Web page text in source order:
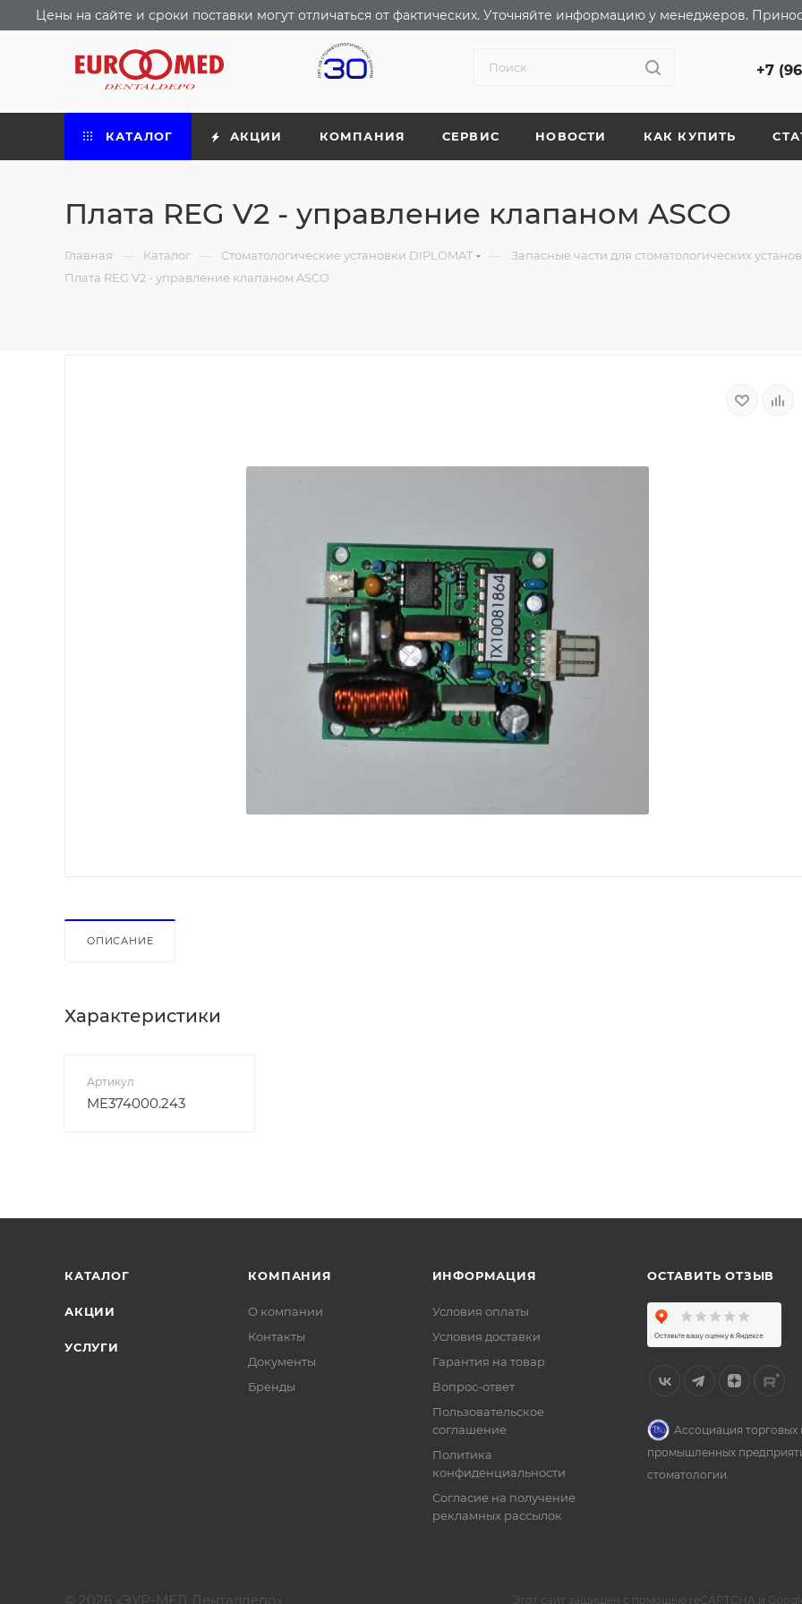
Цены на сайте и сроки поставки могут отличаться от фактических. Уточняйте информацию у менеджеров.
+7
КАТАЛОГ АКЦИИ КОМПАНИЯ СЕРВИС НОВОСТИ КАК КУПИТЬ
Плата REG V2 - управление клапаном ASCO
Главная — Каталог — Стоматологические установки DIPLOMAT — Запасные части для стоматологических
Плата REG V2 - управление клапаном ASCO
ОПИСАНИЕ
Характеристики
Артикул
ME374000.243
КАТАЛОГ
АКЦИИ
УСЛУГИ
КОМПАНИЯ
О компании
Контакты
Документы
Бренды
ИНФОРМАЦИЯ
Условия оплаты
Условия доставки
Гарантия на товар
Вопрос-ответ
Пользовательское
соглашение
Политика
конфиденциальности
Согласие на получение
рекламных рассылок
ОСТАВИТЬ ОТЗЫВ
Ассоциация торговых
промышленных
стоматологии.
© 2026 «ЭУР-МЕД Денталдепо» Этот сайт защищен с помощью reCAPTCHA и